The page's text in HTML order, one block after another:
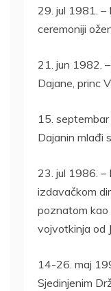
29. jul 1981. –
ceremoniji
21. jun 1982.
Dajane, princ
15.
Dajanin mlađi
23. jul 1986. –
izdavačkom
poznatom kao
vojvotkinja od
14-26. maj
Sjedinjenim